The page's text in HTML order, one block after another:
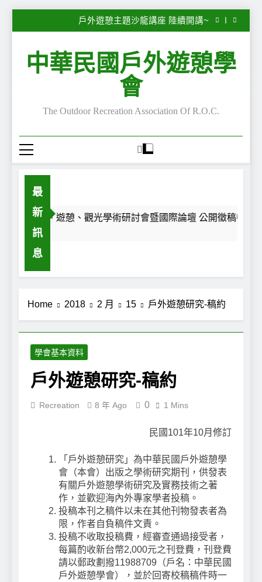
子
2026第28屆休閒、遊憩、觀光學術研討會暨國際
論壇 公開徵稿中~
戶外遊憩主題沙龍講座 陸續開講~
“Serious Leisure”專欄—嚴肅休閒的嚴肅性與不嚴
子
2026第28屆休閒、遊憩、觀光學術研討會暨國際
論壇 公開徵稿中~
戶外遊憩主題沙龍講座 陸續開講~
“Serious Leisure”專欄—嚴肅休閒的嚴肅性與不嚴
肅性—自我認同之旅
“Serious Leisure”專欄— 每一段路，都是一面鏡
中華民國戶外遊憩學
會
The Outdoor Recreation Association Of R.O.C.
最
新
訊
息
2026第28屆休閒、遊憩、觀光學術研討會暨國際論壇 公開徵稿中~
Home 2018 2 月 15 戶外遊憩研究-稿約
學會基本資料
戶外遊憩研究-稿約
Recreation 8 年 Ago 0 1 Mins
民國101年10月修訂
「戶外遊憩研究」為中華民國戶外遊憩學
會（本會）出版之學術研究期刊，供發表
有關戶外遊憩學術研究及實務技術之著
作，並歡迎海內外專家學者投稿。
投稿本刊之稿件以未在其他刊物發表者為
限，作者自負稿件文責。
投稿不收取投稿費，經審查通過接受者，
每篇酌收新台幣2,000元之刊登費，刊登費
請以郵政劃撥11988709（戶名：中華民國
戶外遊憩學會），並於回寄校稿稿件時一